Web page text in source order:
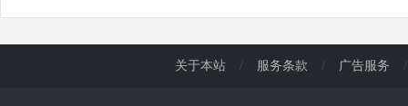
关于本站 / 服务条款 / 广告服务 /